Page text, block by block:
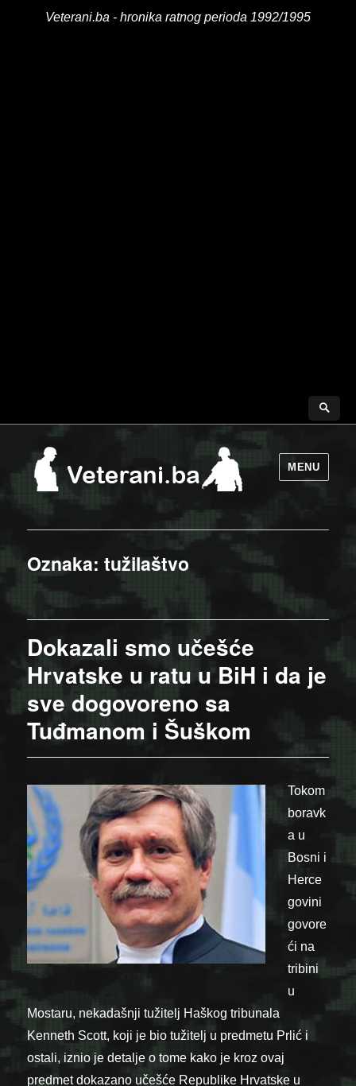
Veterani.ba - hronika ratnog perioda 1992/1995
MENU
Oznaka:tužilaštvo
Dokazali smo učešće
Hrvatske u ratu u BiH i da je
sve dogovoreno sa
Tuđmanom i Šuškom
Tokom
boravk
a u
Bosni i
Herce
govini
govore
ći na
tribini
u
Mostaru, nekadašnji tužitelj Haškog tribunala
Kenneth Scott, koji je bio tužitelj u predmetu Prlić i
ostali, iznio je detalje o tome kako je kroz ovaj
predmet dokazano učešće Republike Hrvatske u